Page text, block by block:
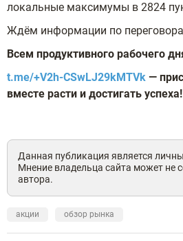
локальные максимумы в 2824
Ждём информации по
Всем продуктивного рабочего
t.me/+V2h-CSwLJ29kMTVk —
вместе расти и достигать успеха!
Данная публикация является
Мнение владельца сайта может не
автора.
акции обзор рынка